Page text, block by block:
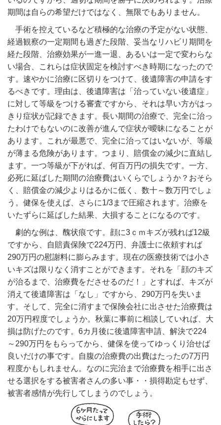
期間は自らの希望だけではなく、無限でもありません。
手術を控えているなど積極的な治療の予定がない状態、
経過観察の一定期間も過ぎた段階、妥当なリハビリ期間を
経た段階、治療効果が一進一退、あるいは一定で変わらな
い場合、これらは症状固定を検討すべき時期になったので
す。速やかに治療に区切りをつけて、後遺障害の申請をす
るべきです。理由は、後遺障害は「治っていない後遺症」
に対して等級をつける審査ですから、それは早い方がはっ
きり症状が記録できます。長い期間の治療で、完全に治っ
たわけでもないのに改善が進んで症状が曖昧になることが
あります。これが最悪で、完全に治ってはいないが、等級
が薄まる危険があります。つまり、賠償金の減少に直結し
ます。一つ等級が下がれば、何百万円の損失です。一方、
必死に延ばした期間の治療費はいくらでしょうか？おそら
く、賠償金の減少よりはるかに低く、数十～数万円でしょ
う。健保を使えば、さらに1/3まで圧縮されます。治療を
いたずらに延ばした結果、大損することになるのです。
劇的な例は、醜状痕です。顔に3ｃｍキズが残れば12級
ですから、自賠責保険で224万円、弁護士に依頼すれば
290万円の慰謝料に膨らみます。現在の医療技術では小さ
いキズは限りなく消すことができます。それを「顔のキズ
が治るまで、治療費をださせるのだ！」とすれば、キズが
消えて後遺障害は「なし」ですから、290万円を失いま
す。そして、完全に消すまで保険会社に出させた治療費は
20万円程度でしょうか。秋葉に事前に相談していれば、大
損は防げたのです。6カ月後に後遺障害申請、解決で224
～290万円をもらってから、健保を使ってゆっくり治せば
良いだけの事です。自腹の治療費の出費はたったの7万円
程度かもしれません。なのに完治まで治療費を相手に出さ
せる選択をする被害者さんの多い事・・損得勘定もせず、
被害者感情が先行してしまうのでしょう。